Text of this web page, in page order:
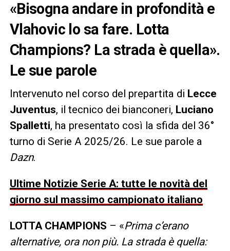
«Bisogna andare in profondità e
Vlahovic lo sa fare. Lotta
Champions? La strada è quella».
Le sue parole
Intervenuto nel corso del prepartita di Lecce
Juventus, il tecnico dei bianconeri, Luciano
Spalletti, ha presentato così la sfida del 36°
turno di Serie A 2025/26. Le sue parole a
Dazn.
Ultime Notizie Serie A: tutte le novità del
giorno sul massimo campionato italiano
LOTTA CHAMPIONS – «Prima c’erano
alternative, ora non più. La strada è quella: